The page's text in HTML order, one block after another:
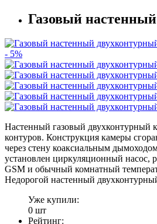
Газовый
- 5%
Настенный газовый двухконтурный
контуров. Конструкция камеры
через стену коаксиальным
установлен циркуляционный насос,
GSM и обычный комнатный
Недорогой настенный
Уже купили:
0 шт
Рейтинг: